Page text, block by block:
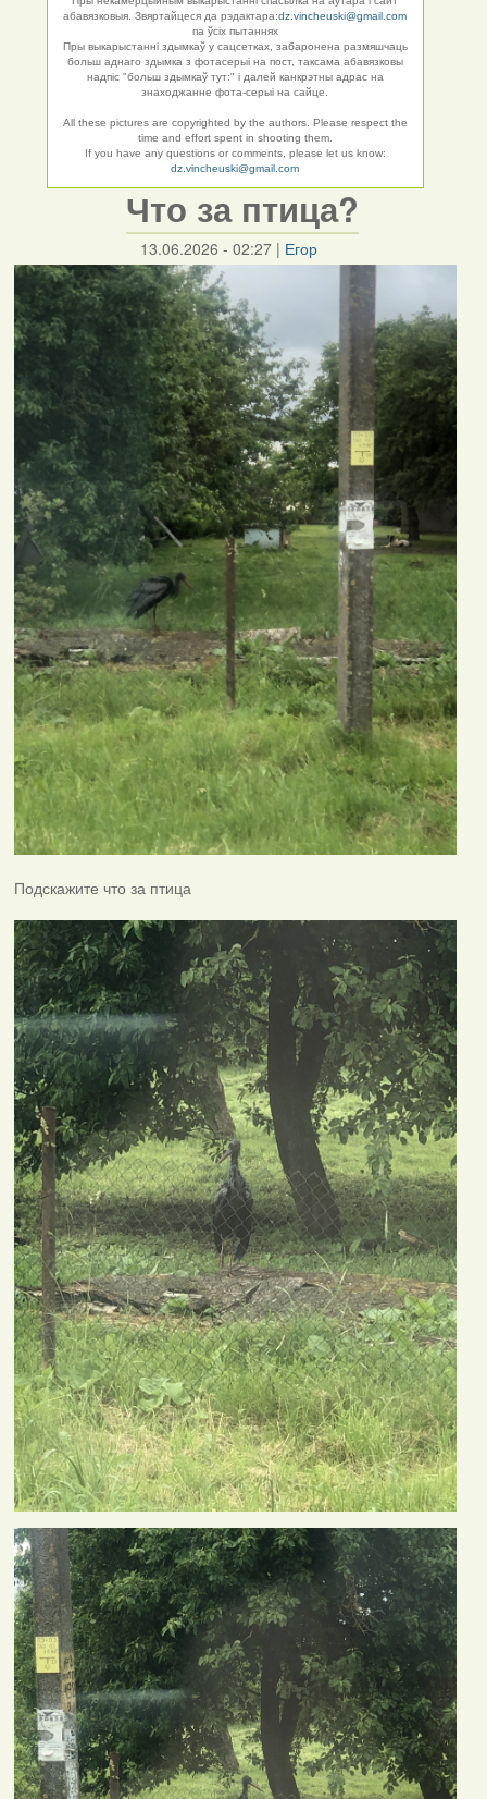
абавязковыя. Звяртайцеся да рэдактара:dz.vincheuski@gmail.com
па ўсіх пытаннях
Пры выкарыстанні здымкаў у сацсетках, забаронена размяшчаць
больш аднаго здымка з фотасерыі на пост, таксама абавязковы
надпіс "больш здымкаў тут:" і далей канкрэтны адрас на
знаходжанне фота-серыі на сайце.
All these pictures are copyrighted by the authors. Please respect the
time and effort spent in shooting them.
If you have any questions or comments, please let us know:
dz.vincheuski@gmail.com
Что за птица?
13.06.2026 - 02:27| Егор
Подскажите что за птица